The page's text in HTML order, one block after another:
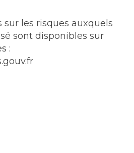
sur les risques auxquels
sont disponibles sur
: